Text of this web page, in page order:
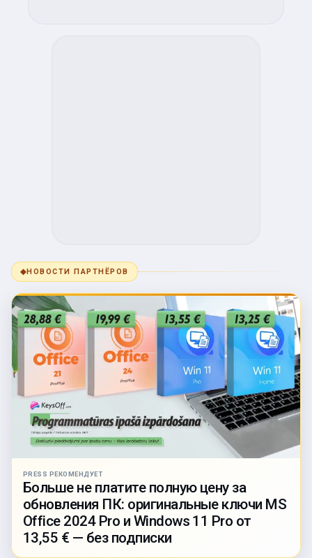
◆НОВОСТИ ПАРТНЁРОВ
PRESS РЕКОМЕНДУЕТ
Больше не платите полную цену за
обновления ПК: оригинальные ключи MS
Office 2024 Pro и Windows 11 Pro от
13,55 € — без подписки